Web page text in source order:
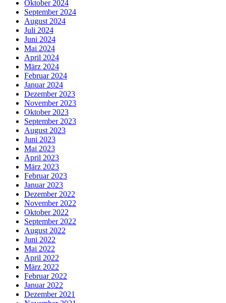
Oktober 2024
September 2024
August 2024
Juli 2024
Juni 2024
Mai 2024
April 2024
März 2024
Februar 2024
Januar 2024
Dezember 2023
November 2023
Oktober 2023
September 2023
August 2023
Juni 2023
Mai 2023
April 2023
März 2023
Februar 2023
Januar 2023
Dezember 2022
November 2022
Oktober 2022
September 2022
August 2022
Juni 2022
Mai 2022
April 2022
März 2022
Februar 2022
Januar 2022
Dezember 2021